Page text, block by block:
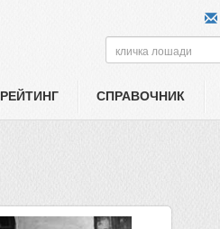
РЕЙТИНГ СПРАВОЧНИК